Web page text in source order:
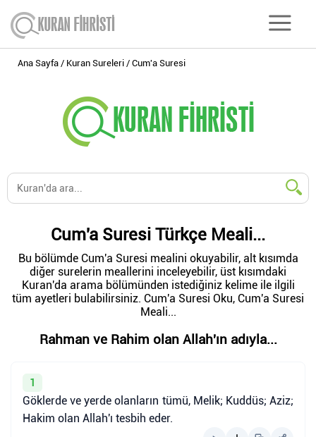
Ana Sayfa Kuran Sureleri Cum'a Suresi
Cum'a Suresi Türkçe Meali...
Bu bölümde Cum'a Suresi mealini okuyabilir, alt kısımda
diğer surelerin meallerini inceleyebilir, üst kısımdaki
Kuran'da arama bölümünden istediğiniz kelime ile ilgili
tüm ayetleri bulabilirsiniz. Cum'a Suresi Oku, Cum'a Suresi
Meali...
Rahman ve Rahim olan Allah'ın adıyla...
1
Göklerde ve yerde olanların tümü, Melik; Kuddüs; Aziz;
Hakim olan Allah'ı tesbih eder.